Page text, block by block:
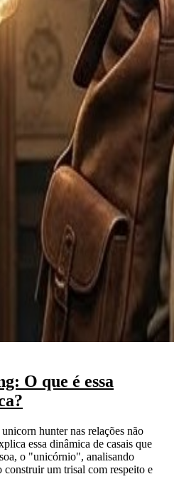
O que é essa
hunter nas relações não
essa dinâmica de casais que
o "unicórnio", analisando
construir um trisal com respeito e